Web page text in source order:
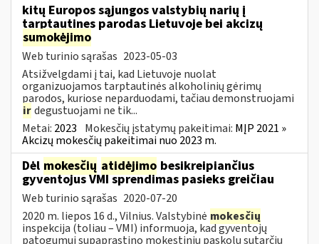
kitų Europos sąjungos valstybių narių į
tarptautines parodas Lietuvoje bei akcizų
sumokėjimo
Web turinio sąrašas 2023-05-03
Atsižvelgdami į tai, kad Lietuvoje nuolat
organizuojamos tarptautinės alkoholinių gėrimų
parodos, kuriose neparduodami, tačiau demonstruojami
irdegustuojami ne tik...
Metai: 2023 Mokesčių įstatymų pakeitimai: MĮP 2021 »
Akcizų mokesčių pakeitimai nuo 2023 m.
Dėl mokesčių atidėjimo besikreipiančius
gyventojus VMI sprendimas pasieks greičiau
Web turinio sąrašas 2020-07-20
2020 m. liepos 16 d., Vilnius. Valstybinė mokesčių
inspekcija (toliau – VMI) informuoja, kad gyventojų
patogumui supaprastino mokestinių paskolų sutarčių